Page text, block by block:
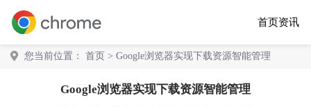
首页资讯
您当前位置： 首页 > Google浏览器实现下载资源智能管理
Google浏览器实现下载资源智能管理